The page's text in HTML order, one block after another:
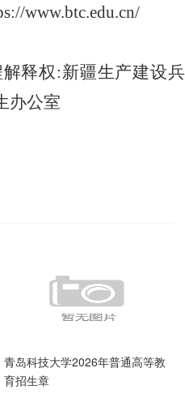
www.btc.edu.cn/
释权:新疆生产建设兵
办公室
青岛科技大学2026年普通高等教
育招生章